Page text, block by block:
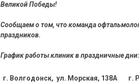
Великой Победы!
Сообщаем о том, что команда
праздников.
График работы клиник в праздничные дни:
г. Волгодонск, ул. Морская, 138А
г.